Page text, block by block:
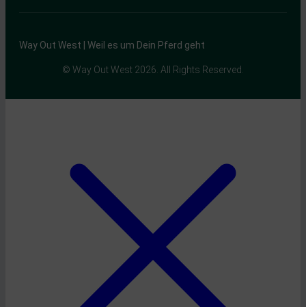
Way Out West | Weil es um Dein Pferd geht
© Way Out West 2026. All Rights Reserved.